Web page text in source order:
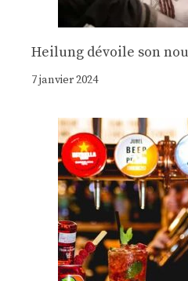
Heilung dévoile son
7 janvier 2024